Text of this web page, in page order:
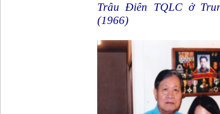
Trâu Điên TQLC ở
(1966)